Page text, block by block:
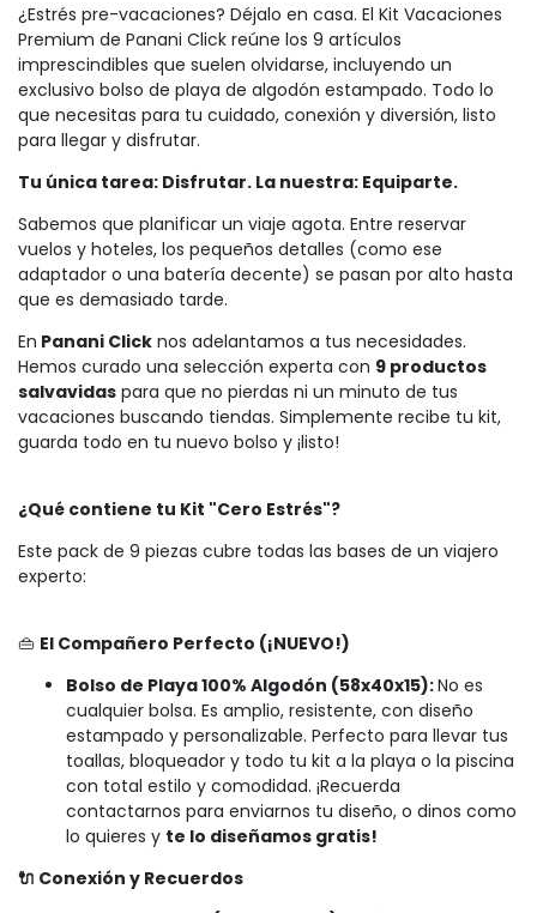
¿Estrés pre-vacaciones? Déjalo en casa. El Kit Vacaciones
Premium de Panani Click reúne los 9 artículos
imprescindibles que suelen olvidarse, incluyendo un
exclusivo bolso de playa de algodón estampado. Todo lo
que necesitas para tu cuidado, conexión y diversión, listo
para llegar y disfrutar.
Tu única tarea: Disfrutar. La nuestra: Equiparte.
Sabemos que planificar un viaje agota. Entre reservar
vuelos y hoteles, los pequeños detalles (como ese
adaptador o una batería decente) se pasan por alto hasta
que es demasiado tarde.
En Panani Click nos adelantamos a tus necesidades.
Hemos curado una selección experta con 9 productos
salvavidas para que no pierdas ni un minuto de tus
vacaciones buscando tiendas. Simplemente recibe tu kit,
guarda todo en tu nuevo bolso y ¡listo!
¿Qué contiene tu Kit "Cero Estrés"?
Este pack de 9 piezas cubre todas las bases de un viajero
experto:
👜 El Compañero Perfecto (¡NUEVO!)
Bolso de Playa 100% Algodón (58x40x15):No es
cualquier bolsa. Es amplio, resistente, con diseño
estampado y personalizable. Perfecto para llevar tus
toallas, bloqueador y todo tu kit a la playa o la piscina
con total estilo y comodidad. ¡Recuerda
contactarnos para enviarnos tu diseño, o dinos como
lo quieres y te lo diseñamos gratis!
🔌 Conexión y Recuerdos